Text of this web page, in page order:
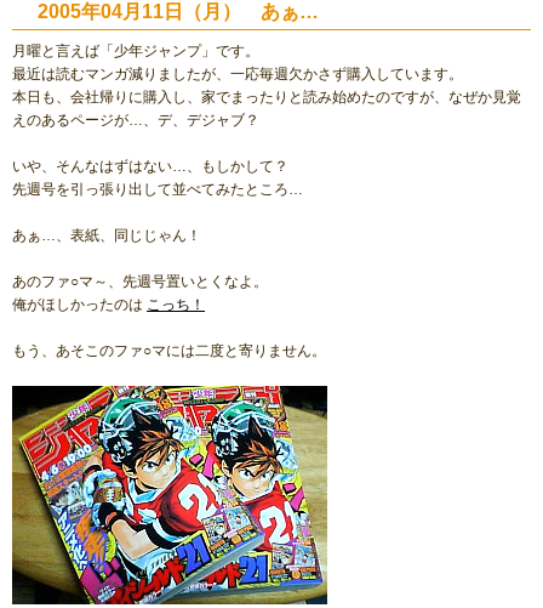
2005年04月11日（月） あぁ…
月曜と言えば「少年ジャンプ」です。
最近は読むマンガ減りましたが、一応毎週欠かさず購入しています。
本日も、会社帰りに購入し、家でまったりと読み始めたのですが、なぜか見覚
えのあるページが…、デ、デジャブ？
いや、そんなはずはない…、もしかして？
先週号を引っ張り出して並べてみたところ…
あぁ…、表紙、同じじゃん！
あのファ○マ～、先週号置いとくなよ。
俺がほしかったのは こっち！
もう、あそこのファ○マには二度と寄りません。